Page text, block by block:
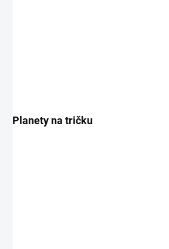
Planety na tričku